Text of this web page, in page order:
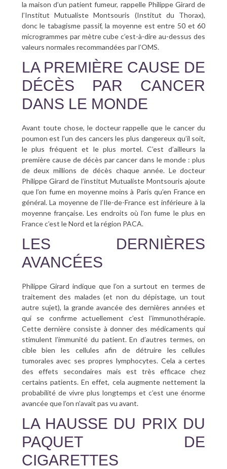
la maison d’un patient fumeur, rappelle Philippe Girard de
l’Institut Mutualiste Montsouris (Institut du Thorax),
donc le tabagisme passif, la moyenne est entre 50 et 60
microgrammes par mètre cube c’est-à-dire au-dessus des
valeurs normales recommandées par l’OMS.
LA PREMIÈRE CAUSE DE
DÉCÈS PAR CANCER
DANS LE MONDE
Avant toute chose, le docteur rappelle que le cancer du
poumon est l’un des cancers les plus dangereux qu’il soit,
le plus fréquent et le plus mortel. C’est d’ailleurs la
première cause de décès par cancer dans le monde : plus
de deux millions de décès chaque année. Le docteur
Philippe Girard de l’institut Mutualiste Montsouris ajoute
que l’on fume en moyenne moins à Paris qu’en France en
général. La moyenne de l’Ile-de-France est inférieure à la
moyenne française. Les endroits où l’on fume le plus en
France c’est le Nord et la région PACA.
LES DERNIÈRES
AVANCÉES
Philippe Girard indique que l’on a surtout en termes de
traitement des malades (et non du dépistage, un tout
autre sujet), la grande avancée des dernières années et
qui se confirme actuellement c’est l’immunothérapie.
Cette dernière consiste à donner des médicaments qui
stimulent l’immunité du patient. En d’autres termes, on
cible bien les cellules afin de détruire les cellules
tumorales avec ses propres lymphocytes. Cela a certes
des effets secondaires mais est très efficace chez
certains patients. En effet, cela augmente nettement la
probabilité de vivre plus longtemps et c’est une énorme
avancée que l’on n’avait pas vu avant.
LA HAUSSE DU PRIX DU
PAQUET DE
CIGARETTES